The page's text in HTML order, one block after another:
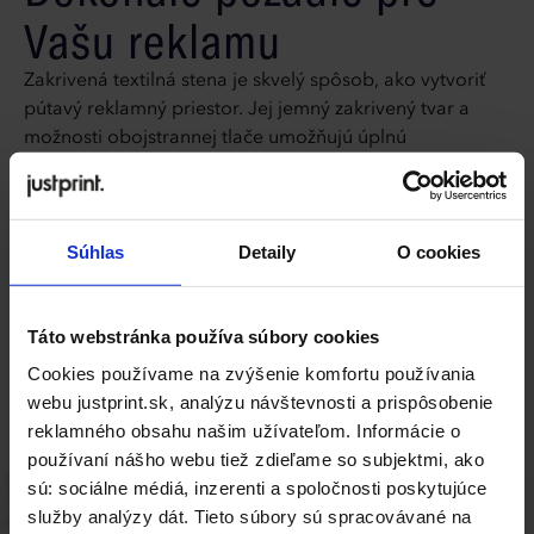
Súhlas Detaily O cookies
Táto webstránka používa súbory cookies
Cookies používame na zvýšenie komfortu používania
webu justprint.sk, analýzu návštevnosti a prispôsobenie
reklamného obsahu našim užívateľom. Informácie o
používaní nášho webu tiež zdieľame so subjektmi, ako
sú: sociálne médiá, inzerenti a spoločnosti poskytujúce
služby analýzy dát. Tieto súbory sú spracovávané na
Vašu reklamu
Zakrivená textilná stena je skvelý spôsob, ako vytvoriť
pútavý reklamný priestor. Jej jemný zakrivený tvar a
možnosti obojstrannej tlače umožňujú úplnú
prispôsobenie – na každú stranu môžete použiť inú
grafiku. Tento typ steny je ideálny nielen pre veľtrhy, ale
aj pre kancelárie alebo reklamné ostrovčeky. Vďaka
veľkej reklamnej ploche bude Vaša správa dobre
propagovaná a vybuduje profesionálny imidž Vašej
Kompletná špecifikácia